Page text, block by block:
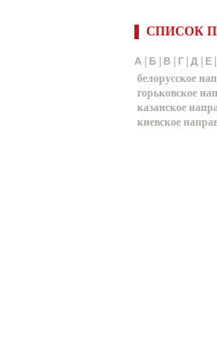
СПИСОК
А Б В Г Д Е
белорусское
горьковское
казанское
киевское